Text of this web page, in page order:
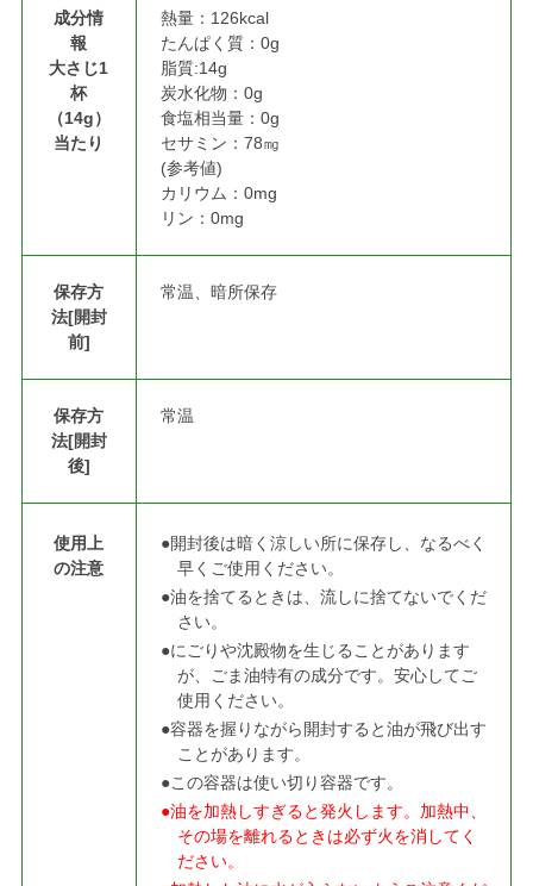
成分情
報
大さじ1
杯
（14g）
当たり
熱量：126kcal
たんぱく質：0g
脂質:14g
炭水化物：0g
食塩相当量：0g
セサミン：78㎎
(参考値)
カリウム：0mg
リン：0mg
保存方
法[開封
前]
常温、暗所保存
保存方
法[開封
後]
常温
使用上
の注意
●開封後は暗く涼しい所に保存し、なるべく
早くご使用ください。
●油を捨てるときは、流しに捨てないでくだ
さい。
●にごりや沈殿物を生じることがあります
が、ごま油特有の成分です。安心してご
使用ください。
●容器を握りながら開封すると油が飛び出す
ことがあります。
●この容器は使い切り容器です。
●油を加熱しすぎると発火します。加熱中、
その場を離れるときは必ず火を消してく
ださい。